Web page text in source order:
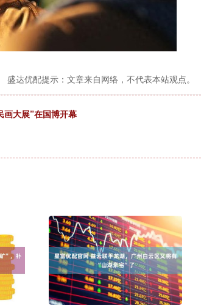
盛达优配提示：文章来自网络，不代表本站观点。
大展”在国博开幕